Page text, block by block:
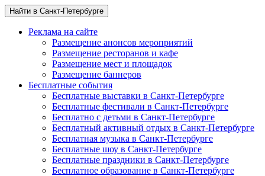
Найти в Санкт-Петербурге
Реклама на сайте
Размещение анонсов мероприятий
Размещение ресторанов и кафе
Размещение мест и площадок
Размещение баннеров
Бесплатные события
Бесплатные выставки в Санкт-Петербурге
Бесплатные фестивали в Санкт-Петербурге
Бесплатно с детьми в Санкт-Петербурге
Бесплатный активный отдых в Санкт-Петербурге
Бесплатная музыка в Санкт-Петербурге
Бесплатные шоу в Санкт-Петербурге
Бесплатные праздники в Санкт-Петербурге
Бесплатное образование в Санкт-Петербурге